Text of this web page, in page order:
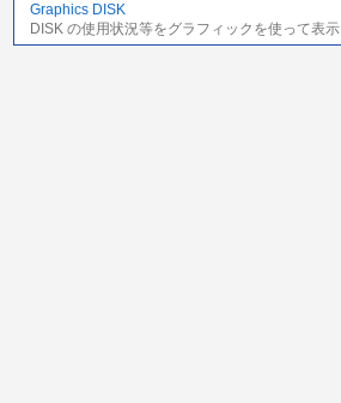
Graphics DISK
DISK の使用状況等をグラフィックを使って表示